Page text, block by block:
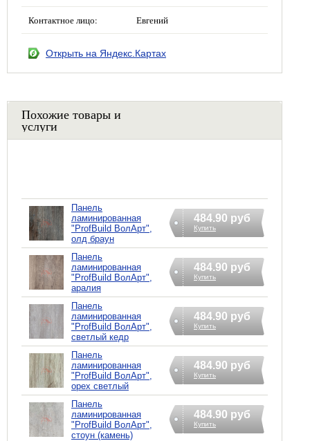
Контактное лицо: Евгений
Открыть на Яндекс.Картах
Похожие товары и
услуги
Панель
ламинированная
"ProfBuild ВолАрт",
олд браун
484.90 руб
Купить
Панель
ламинированная
"ProfBuild ВолАрт",
аралия
484.90 руб
Купить
Панель
ламинированная
"ProfBuild ВолАрт",
светлый кедр
484.90 руб
Купить
Панель
ламинированная
"ProfBuild ВолАрт",
орех светлый
484.90 руб
Купить
Панель
ламинированная
"ProfBuild ВолАрт",
стоун (камень)
484.90 руб
Купить